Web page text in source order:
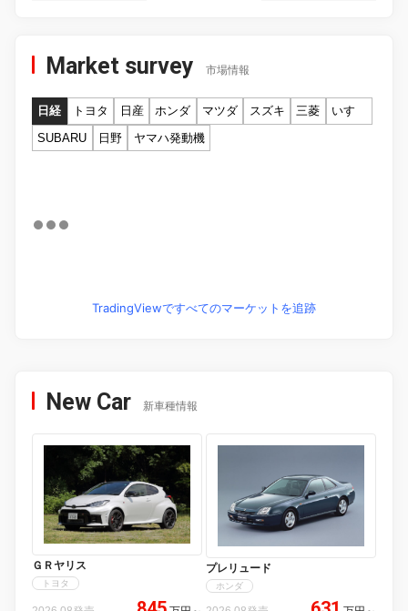
Market survey 市場情報
日経 トヨタ 日産 ホンダ マツダ スズキ 三菱
いすゞ
SUBARU
日野 ヤマハ発動機
TradingViewですべてのマーケットを追跡
New Car 新車種情報
ＧＲヤリス
トヨタ
プレリュード
ホンダ